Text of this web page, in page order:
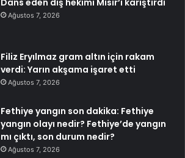
Dans eden diş hekimi Mısır’ı karıştırdı
Ağustos 7, 2026
Filiz Eryılmaz gram altın için rakam
verdi: Yarın akşama işaret etti
Ağustos 7, 2026
Fethiye yangın son dakika: Fethiye
yangın olayı nedir? Fethiye’de yangın
mı çıktı, son durum nedir?
Ağustos 7, 2026